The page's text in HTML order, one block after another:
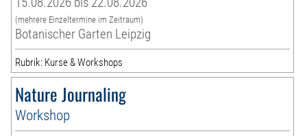
(mehrere Einzeltermine im Zeitraum)
Botanischer Garten Leipzig
Rubrik: Kurse & Workshops
Nature Journaling
Workshop